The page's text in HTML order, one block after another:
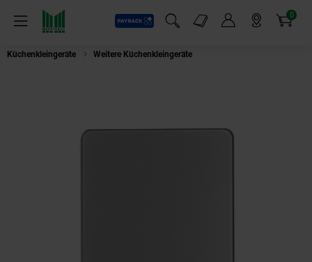
Menü
Payback
Suchfeld einblenden
Markt-Angebote 0
Artikel
Küchenkleingeräte Weitere Küchenkleingeräte